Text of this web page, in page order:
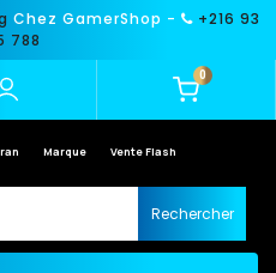
Chez GamerShop -
+216 93
788
0
Marque Vente Flash
Rechercher